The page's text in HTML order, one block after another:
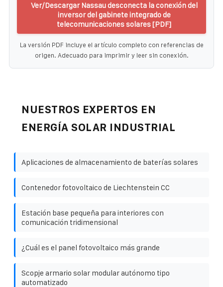
Ver/Descargar Nassau desconecta la conexión del
inversor del gabinete integrado de
telecomunicaciones solares [PDF]
La versión PDF incluye el artículo completo con referencias de
origen. Adecuado para imprimir y leer sin conexión.
NUESTROS EXPERTOS EN
ENERGÍA SOLAR INDUSTRIAL
Aplicaciones de almacenamiento de baterías solares
Contenedor fotovoltaico de Liechtenstein CC
Estación base pequeña para interiores con
comunicación tridimensional
¿Cuál es el panel fotovoltaico más grande
Scopje armario solar modular autónomo tipo
automatizado